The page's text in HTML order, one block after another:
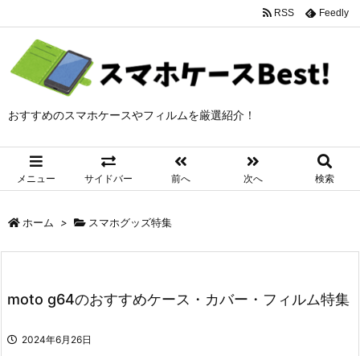
おすすめのスマホケースやフィルムを厳選紹介！
メニュー サイドバー 前へ 次へ 検索
RSS Feedly
ホーム > スマホグッズ特集
moto g64のおすすめケース・カバー・フィルム特集
2024年6月26日